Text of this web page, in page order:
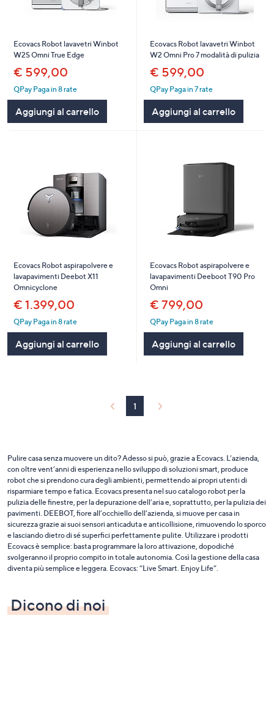
Ecovacs Robot lavavetri Winbot
W2S Omni True Edge
€ 599,00
QPay Paga in 8 rate
Aggiungi al carrello
Ecovacs Robot lavavetri Winbot
W2 Omni Pro 7 modalità di pulizia
€ 599,00
QPay Paga in 7 rate
Aggiungi al carrello
Ecovacs Robot aspirapolvere e
lavapavimenti Deebot X11
Omnicyclone
€ 1.399,00
QPay Paga in 8 rate
Aggiungi al carrello
Ecovacs Robot aspirapolvere e
lavapavimenti Deeboot T90 Pro
Omni
€ 799,00
QPay Paga in 8 rate
Aggiungi al carrello
1
Pulire casa senza muovere un dito? Adesso si può, grazie a Ecovacs. L’azienda,
con oltre vent’anni di esperienza nello sviluppo di soluzioni smart, produce
robot che si prendono cura degli ambienti, permettendo ai propri utenti di
risparmiare tempo e fatica. Ecovacs presenta nel suo catalogo robot per la
pulizia delle finestre, per la depurazione dell’aria e, soprattutto, per la pulizia dei
pavimenti. DEEBOT, fiore all’occhiello dell’azienda, si muove per casa in
sicurezza grazie ai suoi sensori anticaduta e anticollisione, rimuovendo lo sporco
e lasciando dietro di sé superfici perfettamente pulite. Utilizzare i prodotti
Ecovacs è semplice: basta programmare la loro attivazione, dopodiché
svolgeranno il proprio compito in totale autonomia. Così la gestione della casa
diventa più semplice e leggera. Ecovacs: “Live Smart. Enjoy Life”.
Dicono di noi